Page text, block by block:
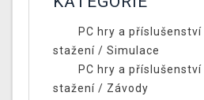
PC hry a příslušenství
stažení / Simulace
PC hry a příslušenství
stažení / Závody